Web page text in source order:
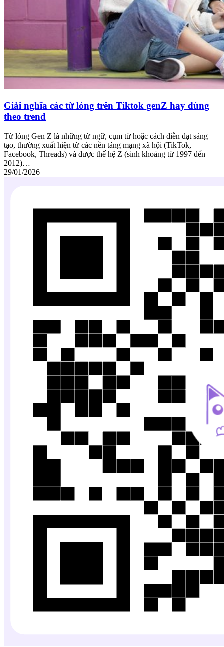
Giải nghĩa các từ lóng trên Tiktok genZ hay dùng
theo trend
Từ lóng Gen Z là những từ ngữ, cụm từ hoặc cách diễn đạt sáng
tạo, thường xuất hiện từ các nền tảng mạng xã hội (TikTok,
Facebook, Threads) và được thế hệ Z (sinh khoảng từ 1997 đến
2012)…
29/01/2026